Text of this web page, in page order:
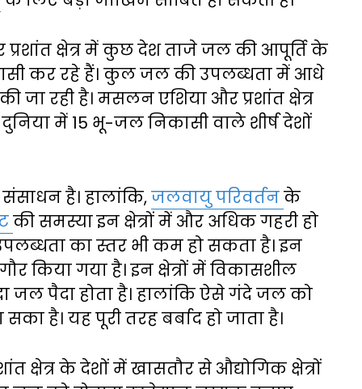
क्षेत्र में कुछ देश ताजे जल की आपूर्ति के
कर रहे हैं। कुल जल की उपलब्धता में आधे
जा रही है। मसलन एशिया और प्रशांत क्षेत्र
में 15 भू-जल निकासी वाले शीर्ष देशों
है। हालांकि,जलवायु परिवर्तनके
की समस्या इन क्षेत्रों में और अधिक गहरी हो
उपलब्धता का स्तर भी कम हो सकता है। इन
किया गया है। इन क्षेत्रों में विकासशील
जल पैदा होता है। हालांकि ऐसे गंदे जल को
है। यह पूरी तरह बर्बाद हो जाता है।
क्षेत्र के देशों में खासतौर से औद्योगिक क्षेत्रों